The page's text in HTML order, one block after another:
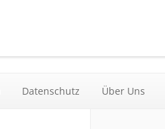
Datenschutz Über Uns